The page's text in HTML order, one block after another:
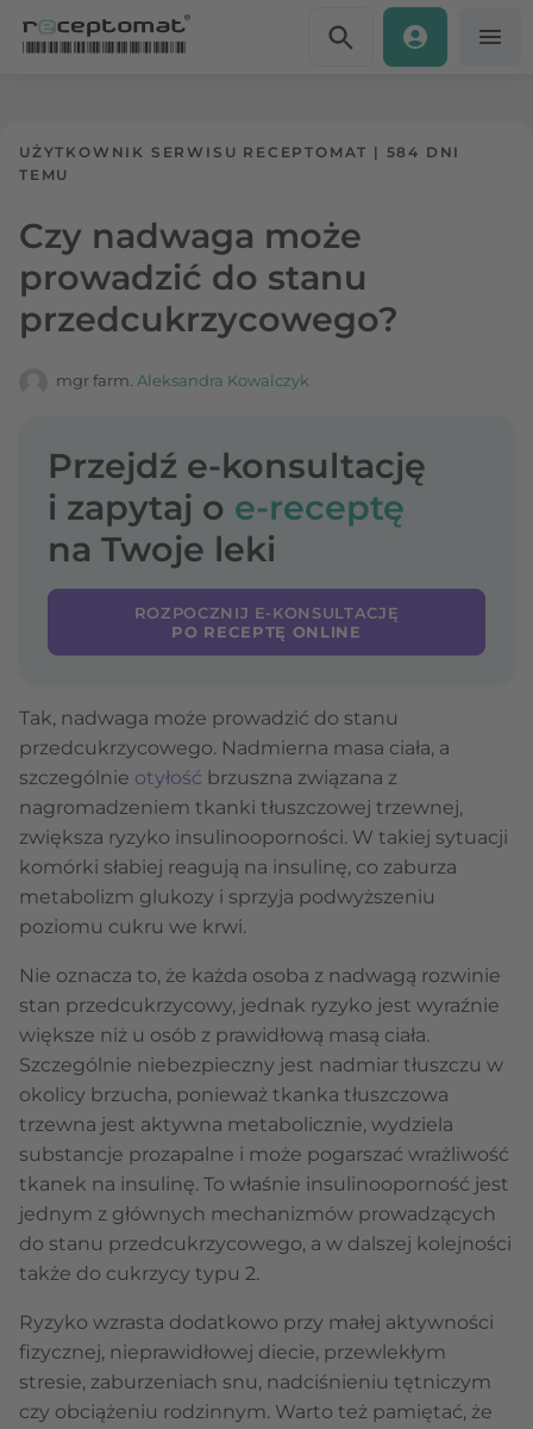
UŻYTKOWNIK SERWISU RECEPTOMAT | 584 DNI
TEMU
Czy nadwaga może
prowadzić do stanu
przedcukrzycowego?
mgr farm. Aleksandra Kowalczyk
Przejdź e-konsultację
i zapytaj o e-receptę
na Twoje leki
ROZPOCZNIJ E-KONSULTACJĘ
PO RECEPTĘ ONLINE
Tak, nadwaga może prowadzić do stanu
przedcukrzycowego. Nadmierna masa ciała, a
szczególnie otyłość brzuszna związana z
nagromadzeniem tkanki tłuszczowej trzewnej,
zwiększa ryzyko insulinooporności. W takiej sytuacji
komórki słabiej reagują na insulinę, co zaburza
metabolizm glukozy i sprzyja podwyższeniu
poziomu cukru we krwi.
Nie oznacza to, że każda osoba z nadwagą rozwinie
stan przedcukrzycowy, jednak ryzyko jest wyraźnie
większe niż u osób z prawidłową masą ciała.
Szczególnie niebezpieczny jest nadmiar tłuszczu w
okolicy brzucha, ponieważ tkanka tłuszczowa
trzewna jest aktywna metabolicznie, wydziela
substancje prozapalne i może pogarszać wrażliwość
tkanek na insulinę. To właśnie insulinooporność jest
jednym z głównych mechanizmów prowadzących
do stanu przedcukrzycowego, a w dalszej kolejności
także do cukrzycy typu 2.
Ryzyko wzrasta dodatkowo przy małej aktywności
fizycznej, nieprawidłowej diecie, przewlekłym
stresie, zaburzeniach snu, nadciśnieniu tętniczym
czy obciążeniu rodzinnym. Warto też pamiętać, że